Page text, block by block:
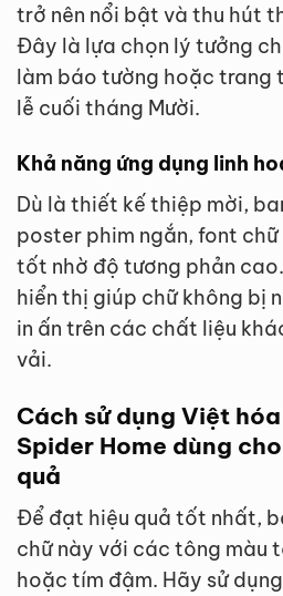
trở nên nổi bật và thu hút
Đây là lựa chọn lý tưởng
làm báo tường hoặc trang
lễ cuối tháng Mười.
Khả năng ứng dụng linh
Dù là thiết kế thiệp mời,
poster phim ngắn, font
tốt nhờ độ tương phản
hiển thị giúp chữ không bị
in ấn trên các chất liệu
vải.
Cách sử dụng Việt
Spider Home dùng
quả
Để đạt hiệu quả tốt nhất,
chữ này với các tông màu
hoặc tím đậm. Hãy sử